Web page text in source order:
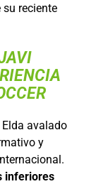
su reciente
avalado
y
inferiores